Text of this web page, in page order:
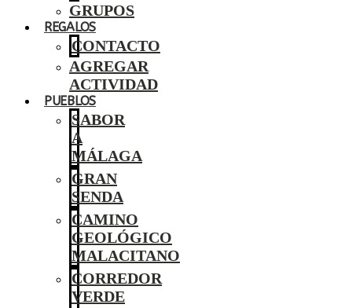
GRUPOS
REGALOS
CONTACTO
AGREGAR
ACTIVIDAD
PUEBLOS
SABOR
A
MÁLAGA
GRAN
SENDA
CAMINO
GEOLÓGICO
MALACITANO
CORREDOR
VERDE